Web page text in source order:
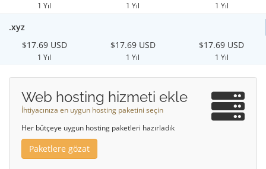
1 Yıl 1 Yıl 1 Yıl
.xyz
$17.69 USD
1 Yıl
$17.69 USD
1 Yıl
$17.69 USD
1 Yıl
Web hosting hizmeti ekle
İhtiyacınıza en uygun hosting paketini seçin
Her bütçeye uygun hosting paketleri hazırladık
Paketlere gözat